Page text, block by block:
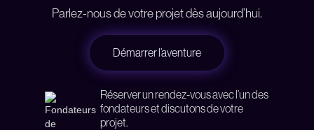
Parlez-nous de votre projet dès aujourd’hui.
Démarrer l’aventure
Réserver un rendez-vous avec l’un des
fondateurs et discutons de votre
projet.